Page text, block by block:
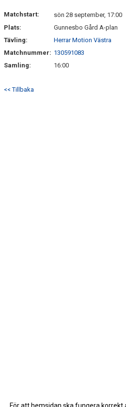
Matchstart:
sön 28 september, 17:00
Plats:
Gunnesbo Gård A-plan
Tävling:
Herrar Motion Västra
Matchnummer: 130591083
Samling:
16:00
<< Tillbaka